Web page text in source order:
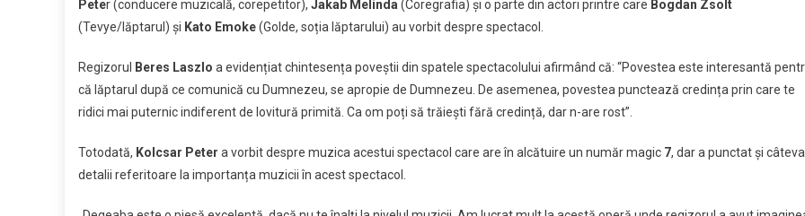
la
Teatrul
Peter (conducere muzicală, corepetitor), Jakab Melinda (Coregrafia) și o parte din actori printre care Bogdan Zsolt
(Tevye/lăptarul) și Kato Emoke(Golde, soția lăptarului) au vorbit despre spectacol.
Regizorul Beres Laszlo a evidențiat chintesența poveștii din spatele spectacolului afirmând că: “Povestea este interesantă
că lăptarul după ce comunică cu Dumnezeu, se apropie de Dumnezeu. De asemenea, povestea punctează credința prin care te
ridici mai puternic indiferent de lovitură primită. Ca om poți să trăiești fără credință, dar n-are rost”.
Totodată, Kolcsar Peter a vorbit despre muzica acestui spectacol care are în alcătuire un număr magic 7, dar a punctat și câteva
detalii referitoare la importanța muzicii în acest spectacol.